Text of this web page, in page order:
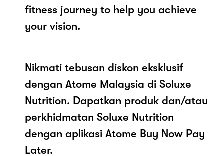
fitness journey to help you achieve
your vision.
Nikmati tebusan diskon eksklusif
dengan Atome Malaysia di Soluxe
Nutrition. Dapatkan produk dan/atau
perkhidmatan Soluxe Nutrition
dengan aplikasi Atome Buy Now Pay
Later.